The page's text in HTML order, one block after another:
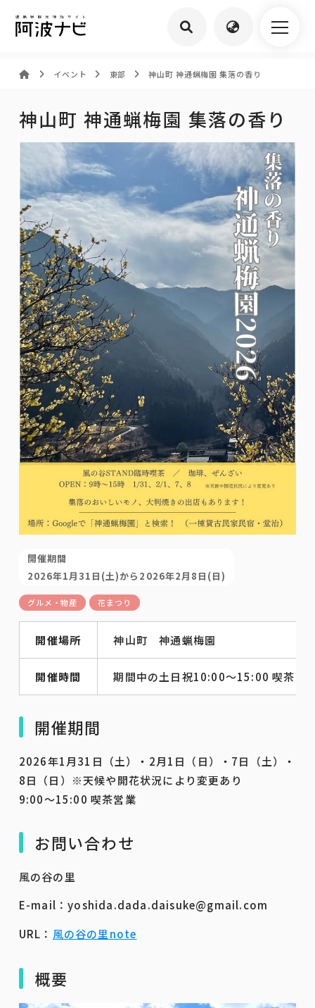
イベント 東部 神山町 神通蝋梅園 集落の香り
神山町 神通蝋梅園 集落の香り
開催期間
2026年1月31日(土)から2026年2月8日(日)
グルメ・物産 花まつり
開催場所 神山町 神通蝋梅園
開催時間 期間中の土日祝10:00～15:00 喫茶営
開催期間
2026年1月31日（土）・2月1日（日）・7日（土）・
8日（日）※天候や開花状況により変更あり
9:00～15:00 喫茶営業
お問い合わせ
風の谷の里
E-mail：yoshida.dada.daisuke@gmail.com
URL： 風の谷の里note
概要